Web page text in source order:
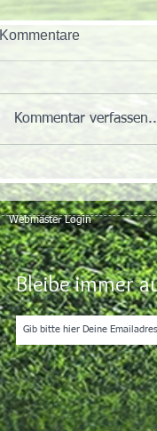
Kommentare
Kommentar
Webmaster Login
Bleibe immer